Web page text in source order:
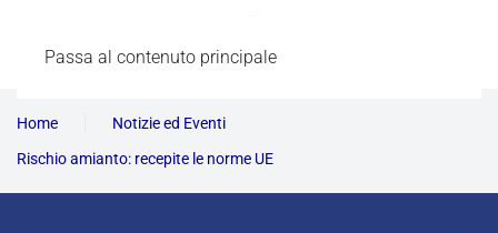
Passa al contenuto principale
Home
Notizie ed Eventi
Rischio amianto: recepite le norme UE